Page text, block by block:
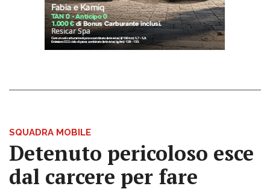
SQUADRA MOBILE
Detenuto pericoloso esce
dal carcere per fare